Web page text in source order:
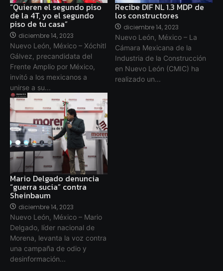
“Quieren el segundo piso
de la 4T, yo el segundo
piso de tu casa”
diciembre 14, 2023
Nuevo León, México – Xóchitl
Gálvez, precandidata del
Frente Amplio por México,
invitó a los mexicanos a
unirse a su...
Recibe DIF NL 1.3 MDP de
los constructores
diciembre 14, 2023
Nuevo León, México – La
Cámara Mexicana de la
Industria de la Construcción
en Nuevo León (CMIC) ha
realizado un...
Mario Delgado denuncia
“guerra sucia” contra
Sheinbaum
diciembre 14, 2023
Nuevo León, México – Mario
Delgado, líder nacional de
Morena, levanta la voz contra
una campaña de odio y
desinformación...